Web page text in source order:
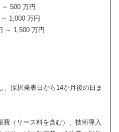
～ 500 万円
1,000 万円
～ 1,500 万円
採択発表日から14か月後の日ま
（リース料を含む）、技術導入